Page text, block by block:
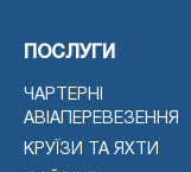
ПОСЛУГИ
ЧАРТЕРНІ
АВІАПЕРЕВЕЗЕННЯ
КРУЇЗИ ТА ЯХТИ